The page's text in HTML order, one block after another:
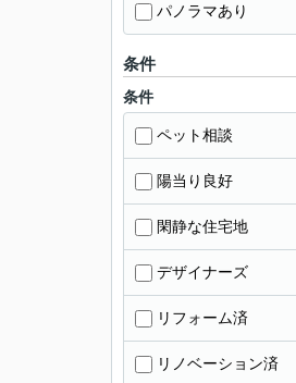
パノラマあり
条件
条件
ペット相談
陽当り良好
閑静な住宅地
デザイナーズ
リフォーム済
リノベーション済